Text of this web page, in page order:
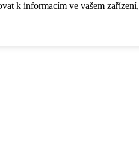
k informacím ve vašem